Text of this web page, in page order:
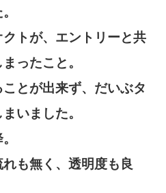
トが、エントリーと共
ったこと。
とが出来ず、だいぶタ
いました。
も無く、透明度も良